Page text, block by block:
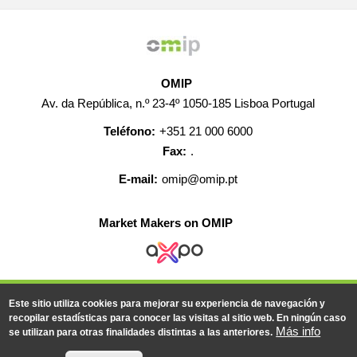
OMIP
Av. da República, n.º 23-4º 1050-185 Lisboa Portugal
Teléfono: +351 21 000 6000
Fax: .
E-mail: omip@omip.pt
Market Makers on OMIP
© 2019-2026 - Todos los derechos reservados
AYUDA CONTACTO EMPLEO
MAPA WEB
INFORMACIÓN LEGAL
Este sitio utiliza cookies para mejorar su experiencia de navegación y
recopilar estadísticas para conocer las visitas al sitio web. En ningún caso
se utilizan para otras finalidades distintas a las anteriores. Más info